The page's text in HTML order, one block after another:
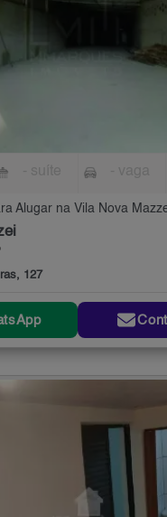
Alugar na Vila Nova
127